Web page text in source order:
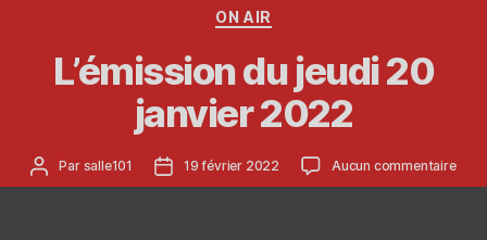
Catégories
ON AIR
L’émission du jeudi 20
janvier 2022
Auteur
de
Par salle101
Date
de
19 février 2022 Aucun commentairesur